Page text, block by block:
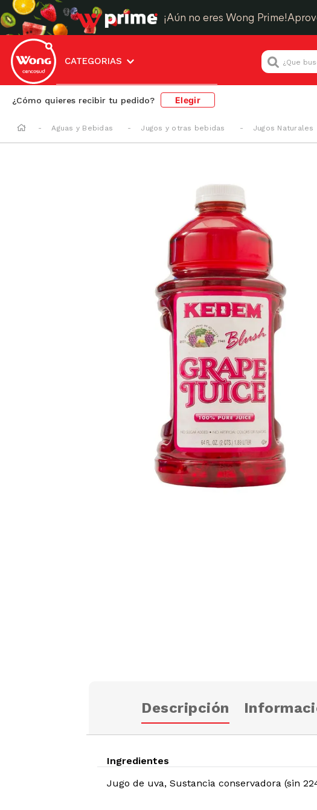
¡Aún no eres Wong Prime!
CATEGORIAS
¿Que
¿Cómo quieres recibir tu pedido? Elegir
Aguas y Bebidas Jugos y otras bebidas Jugos Naturales
Descripción
Ingredientes
Jugo de uva, Sustancia conservadora (sin